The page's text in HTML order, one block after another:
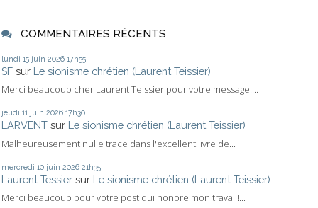
COMMENTAIRES RÉCENTS
lundi 15 juin 2026 17h55
SF sur Le sionisme chrétien (Laurent Teissier)
Merci beaucoup cher Laurent Teissier pour votre message....
jeudi 11 juin 2026 17h30
LARVENT sur Le sionisme chrétien (Laurent Teissier)
Malheureusement nulle trace dans l'excellent livre de...
mercredi 10 juin 2026 21h35
Laurent Tessier sur Le sionisme chrétien (Laurent Teissier)
Merci beaucoup pour votre post qui honore mon travail!...